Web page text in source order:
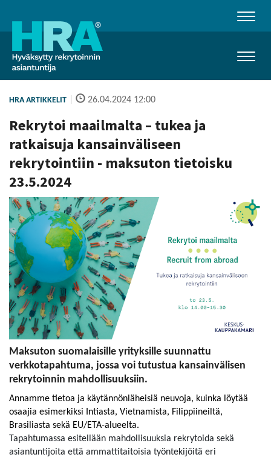
HRA ARTIKKELIT 26.04.2024 12:00
Rekrytoi maailmalta – tukea ja
ratkaisuja kansainväliseen
rekrytointiin - maksuton tietoisku
23.5.2024
Maksuton suomalaisille yrityksille suunnattu
verkkotapahtuma, jossa voi tutustua kansainvälisen
rekrytoinnin mahdollisuuksiin.
Annamme tietoa ja käytännönläheisiä neuvoja, kuinka löytää
osaajia esimerkiksi Intiasta, Vietnamista, Filippiineiltä,
Brasiliasta sekä EU/ETA-alueelta.
Tapahtumassa esitellään mahdollisuuksia rekrytoida sekä
asiantuntijoita että ammattitaitoisia työntekijöitä eri